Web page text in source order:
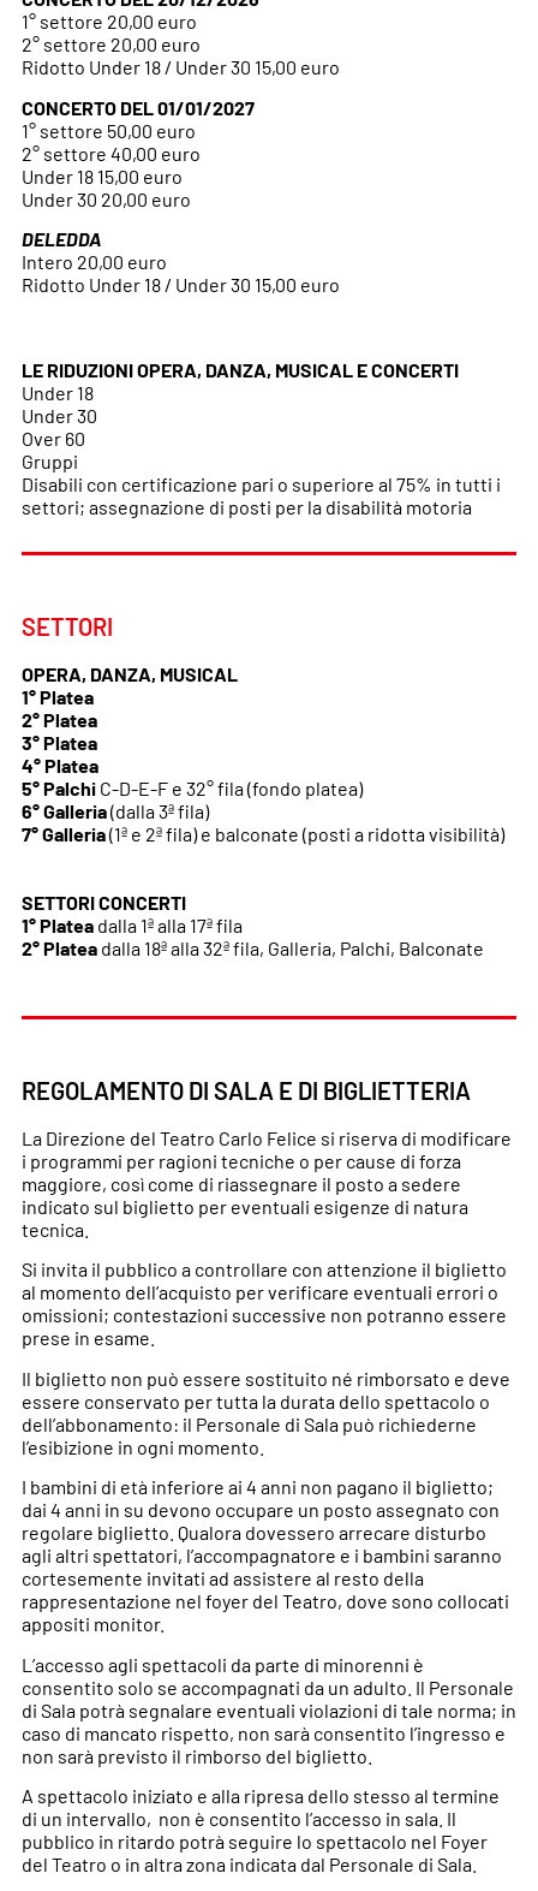
1° settore 20,00 euro
2° settore 20,00 euro
Ridotto Under 18 / Under 30 15,00 euro
CONCERTO DEL 01/01/2027
1° settore 50,00 euro
2° settore 40,00 euro
Under 18 15,00 euro
Under 30 20,00 euro
DELEDDA
Intero 20,00 euro
Ridotto Under 18 / Under 30 15,00 euro
LE RIDUZIONI OPERA, DANZA, MUSICAL E CONCERTI
Under 18
Under 30
Over 60
Gruppi
Disabili con certificazione pari o superiore al 75% in tutti i
settori; assegnazione di posti per la disabilità motoria
SETTORI
OPERA, DANZA, MUSICAL
1° Platea
2° Platea
3° Platea
4° Platea
5° PalchiC-D-E-F e 32° fila (fondo platea)
6° Galleria(dalla 3ª fila)
7° Galleria(1ª e 2ª fila) e balconate (posti a ridotta visibilità)
SETTORI CONCERTI
1° Platea dalla 1ª alla 17ª fila
2° Plateadalla 18ª alla 32ª fila, Galleria, Palchi, Balconate
REGOLAMENTO DI SALA E DI BIGLIETTERIA
La Direzione del Teatro Carlo Felice si riserva di modificare
i programmi per ragioni tecniche o per cause di forza
maggiore, così come di riassegnare il posto a sedere
indicato sul biglietto per eventuali esigenze di natura
tecnica.
Si invita il pubblico a controllare con attenzione il biglietto
al momento dell’acquisto per verificare eventuali errori o
omissioni; contestazioni successive non potranno essere
prese in esame.
Il biglietto non può essere sostituito né rimborsato e deve
essere conservato per tutta la durata dello spettacolo o
dell’abbonamento: il Personale di Sala può richiederne
l’esibizione in ogni momento.
I bambini di età inferiore ai 4 anni non pagano il biglietto;
dai 4 anni in su devono occupare un posto assegnato con
regolare biglietto. Qualora dovessero arrecare disturbo
agli altri spettatori, l’accompagnatore e i bambini saranno
cortesemente invitati ad assistere al resto della
rappresentazione nel foyer del Teatro, dove sono collocati
appositi monitor.
L’accesso agli spettacoli da parte di minorenni è
consentito solo se accompagnati da un adulto. Il Personale
di Sala potrà segnalare eventuali violazioni di tale norma; in
caso di mancato rispetto, non sarà consentito l’ingresso e
non sarà previsto il rimborso del biglietto.
A spettacolo iniziato e alla ripresa dello stesso al termine
di un intervallo, non è consentito l’accesso in sala. Il
pubblico in ritardo potrà seguire lo spettacolo nel Foyer
del Teatro o in altra zona indicata dal Personale di Sala.